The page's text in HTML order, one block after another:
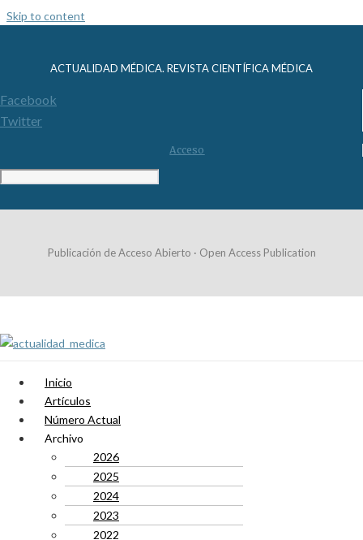
Skip to content
ACTUALIDAD MÉDICA. REVISTA CIENTÍFICA MÉDICA
Facebook
Twitter
Acceso
Publicación de Acceso Abierto · Open Access Publication
Inicio
Artículos
Número Actual
Archivo
2026
2025
2024
2023
2022